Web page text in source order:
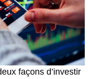
façons d’investir